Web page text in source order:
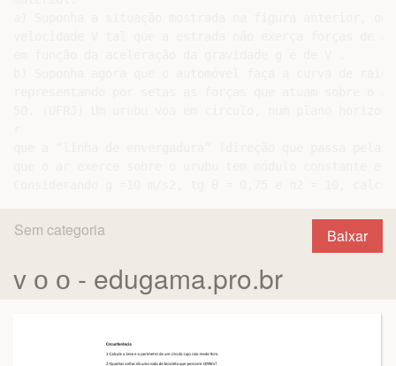
Baixar
Sem categoria
v о о - edugama.pro.br